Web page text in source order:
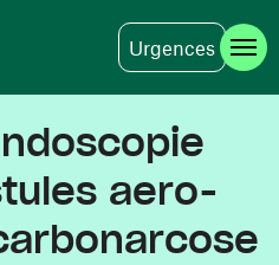
Urgences
aero-